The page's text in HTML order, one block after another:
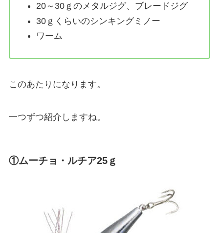
20～30ｇのメタルジグ、ブレードジグ
30ｇくらいのシンキングミノー
ワーム
このあたりになります。
一つずつ紹介しますね。
①ムーチョ・ルチア25ｇ